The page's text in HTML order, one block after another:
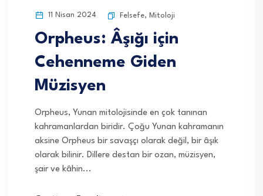
11 Nisan 2024 Felsefe, Mitoloji
Orpheus: Âşığı için
Cehenneme Giden
Müzisyen
Orpheus, Yunan mitolojisinde en çok tanınan
kahramanlardan biridir. Çoğu Yunan kahramanın
aksine Orpheus bir savaşçı olarak değil, bir âşık
olarak bilinir. Dillere destan bir ozan, müzisyen,
şair ve kâhin...